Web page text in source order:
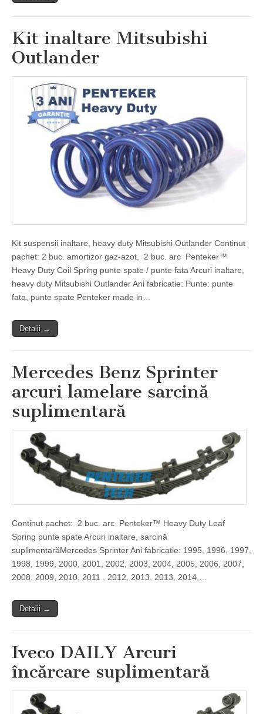
Kit inaltare Mitsubishi
Outlander
Kit suspensii inaltare, heavy duty Mitsubishi Outlander Continut
pachet: 2 buc. amortizor gaz-azot, 2 buc. arc Penteker™
Heavy Duty Coil Spring punte spate / punte fata Arcuri inaltare,
heavy duty Mitsubishi Outlander Ani fabricatie: Punte: punte
fata, punte spate Penteker made in…
Detalii →
Mercedes Benz Sprinter
arcuri lamelare sarcină
suplimentară
Continut pachet: 2 buc. arc Penteker™ Heavy Duty Leaf
Spring punte spate Arcuri inaltare, sarcină
suplimentarăMercedes Sprinter Ani fabricatie: 1995, 1996, 1997,
1998, 1999, 2000, 2001, 2002, 2003, 2004, 2005, 2006, 2007,
2008, 2009, 2010, 2011 , 2012, 2013, 2013, 2014,…
Detalii →
Iveco DAILY Arcuri
încărcare suplimentară